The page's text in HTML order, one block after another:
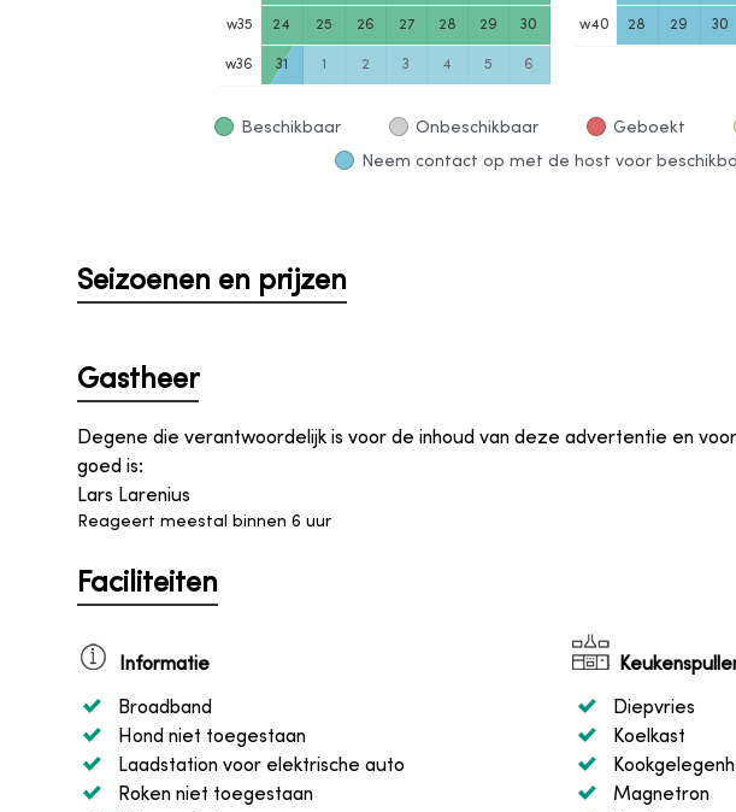
w35 24 25 26 27 28 29 30
w36 31 1 2 3 4 5 6
w40 28 29 30
Beschikbaar Onbeschikbaar Geboekt
Neem contact op met de host voor
Seizoenen en prijzen
Gastheer
Degene die verantwoordelijk is voor de inhoud van deze advertentie en
goed is:
Lars Larenius
Reageert meestal binnen 6 uur
Faciliteiten
Informatie
Broadband
Hond niet toegestaan
Laadstation voor elektrische auto
Roken niet toegestaan
Diepvries
Koelkast
Magnetron